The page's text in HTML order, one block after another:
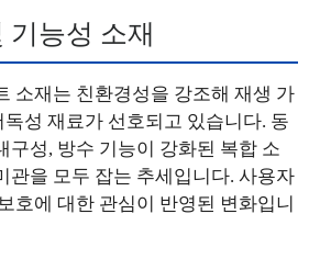
기능성 소재
소재는 친환경성을 강조해 재생 가
독성 재료가 선호되고 있습니다. 동
구성, 방수 기능이 강화된 복합 소
관을 모두 잡는 추세입니다. 사용자
호에 대한 관심이 반영된 변화입니